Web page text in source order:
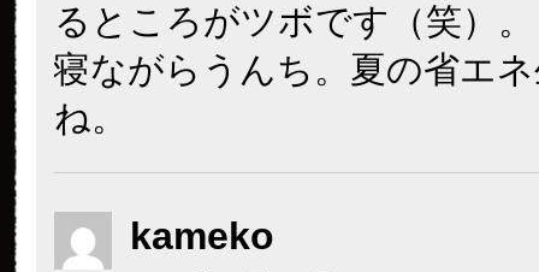
るところがツボです（笑）。
寝ながらうんち。夏の省エ
ね。
kameko